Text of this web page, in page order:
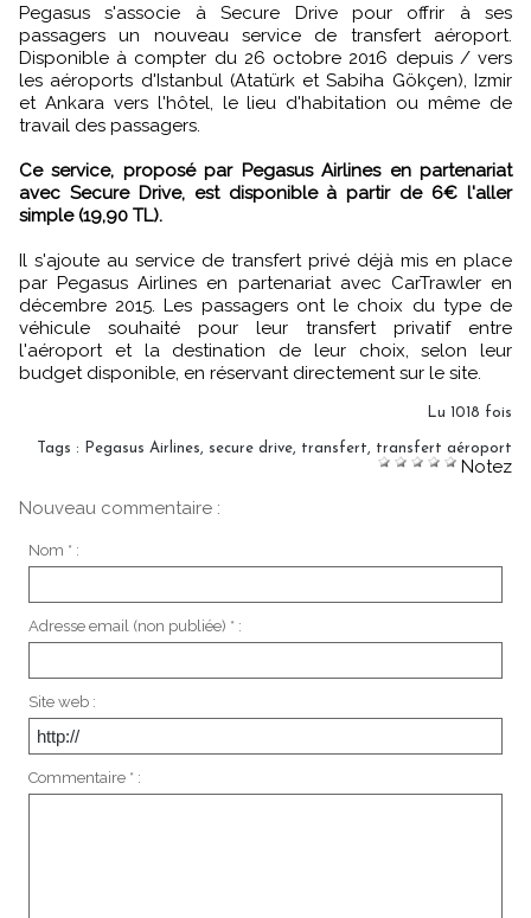
Pegasus s'associe à Secure Drive pour offrir à ses
passagers un nouveau service de transfert aéroport.
Disponible à compter du 26 octobre 2016 depuis / vers
les aéroports d'Istanbul (Atatürk et Sabiha Gökçen), Izmir
et Ankara vers l'hôtel, le lieu d'habitation ou même de
travail des passagers.
Ce service, proposé par Pegasus Airlines en partenariat
avec Secure Drive, est disponible à partir de 6€ l'aller
simple (19,90 TL).
Il s'ajoute au service de transfert privé déjà mis en place
par Pegasus Airlines en partenariat avec CarTrawler en
décembre 2015. Les passagers ont le choix du type de
véhicule souhaité pour leur transfert privatif entre
l'aéroport et la destination de leur choix, selon leur
budget disponible, en réservant directement sur le site.
Lu 1018 fois
Tags : Pegasus Airlines, secure drive, transfert, transfert aéroport
Notez
Nouveau commentaire :
Nom * :
Adresse email (non publiée) * :
Site web :
Commentaire * :